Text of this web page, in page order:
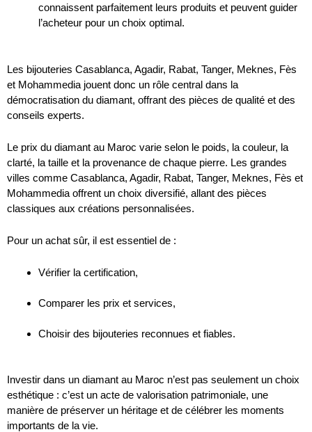
connaissent parfaitement leurs produits et peuvent guider
l’acheteur pour un choix optimal.
Les bijouteries Casablanca, Agadir, Rabat, Tanger, Meknes, Fès
et Mohammedia jouent donc un rôle central dans la
démocratisation du diamant, offrant des pièces de qualité et des
conseils experts.
Le prix du diamant au Maroc varie selon le poids, la couleur, la
clarté, la taille et la provenance de chaque pierre. Les grandes
villes comme Casablanca, Agadir, Rabat, Tanger, Meknes, Fès et
Mohammedia offrent un choix diversifié, allant des pièces
classiques aux créations personnalisées.
Pour un achat sûr, il est essentiel de :
Vérifier la certification,
Comparer les prix et services,
Choisir des bijouteries reconnues et fiables.
Investir dans un diamant au Maroc n’est pas seulement un choix
esthétique : c’est un acte de valorisation patrimoniale, une
manière de préserver un héritage et de célébrer les moments
importants de la vie.